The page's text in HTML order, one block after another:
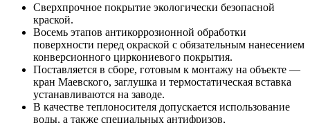
Сверхпрочное покрытие экологически безопасной
краской.
Восемь этапов антикоррозионной обработки
поверхности перед окраской с обязательным нанесением
конверсионного циркониевого покрытия.
Поставляется в сборе, готовым к монтажу на объекте —
кран Маевского, заглушка и термостатическая вставка
устанавливаются на заводе.
В качестве теплоносителя допускается использование
воды, а также специальных антифризов,